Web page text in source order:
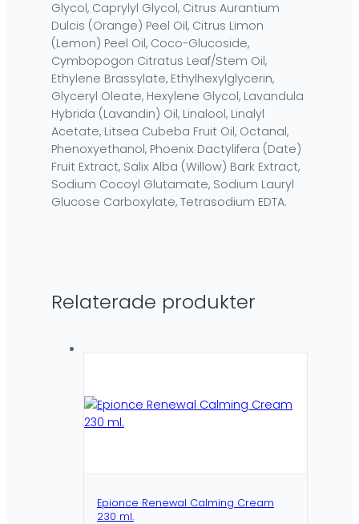
Glycol, Caprylyl Glycol, Citrus Aurantium
Dulcis (Orange) Peel Oil, Citrus Limon
(Lemon) Peel Oil, Coco-Glucoside,
Cymbopogon Citratus Leaf/Stem Oil,
Ethylene Brassylate, Ethylhexylglycerin,
Glyceryl Oleate, Hexylene Glycol, Lavandula
Hybrida (Lavandin) Oil, Linalool, Linalyl
Acetate, Litsea Cubeba Fruit Oil, Octanal,
Phenoxyethanol, Phoenix Dactylifera (Date)
Fruit Extract, Salix Alba (Willow) Bark Extract,
Sodium Cocoyl Glutamate, Sodium Lauryl
Glucose Carboxylate, Tetrasodium EDTA.​
Relaterade produkter
Epionce Renewal Calming Cream
230 ml.